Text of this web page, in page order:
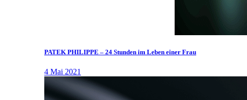
PATEK PHILIPPE – 24 Stunden im Leben einer Frau
4 Mai 2021